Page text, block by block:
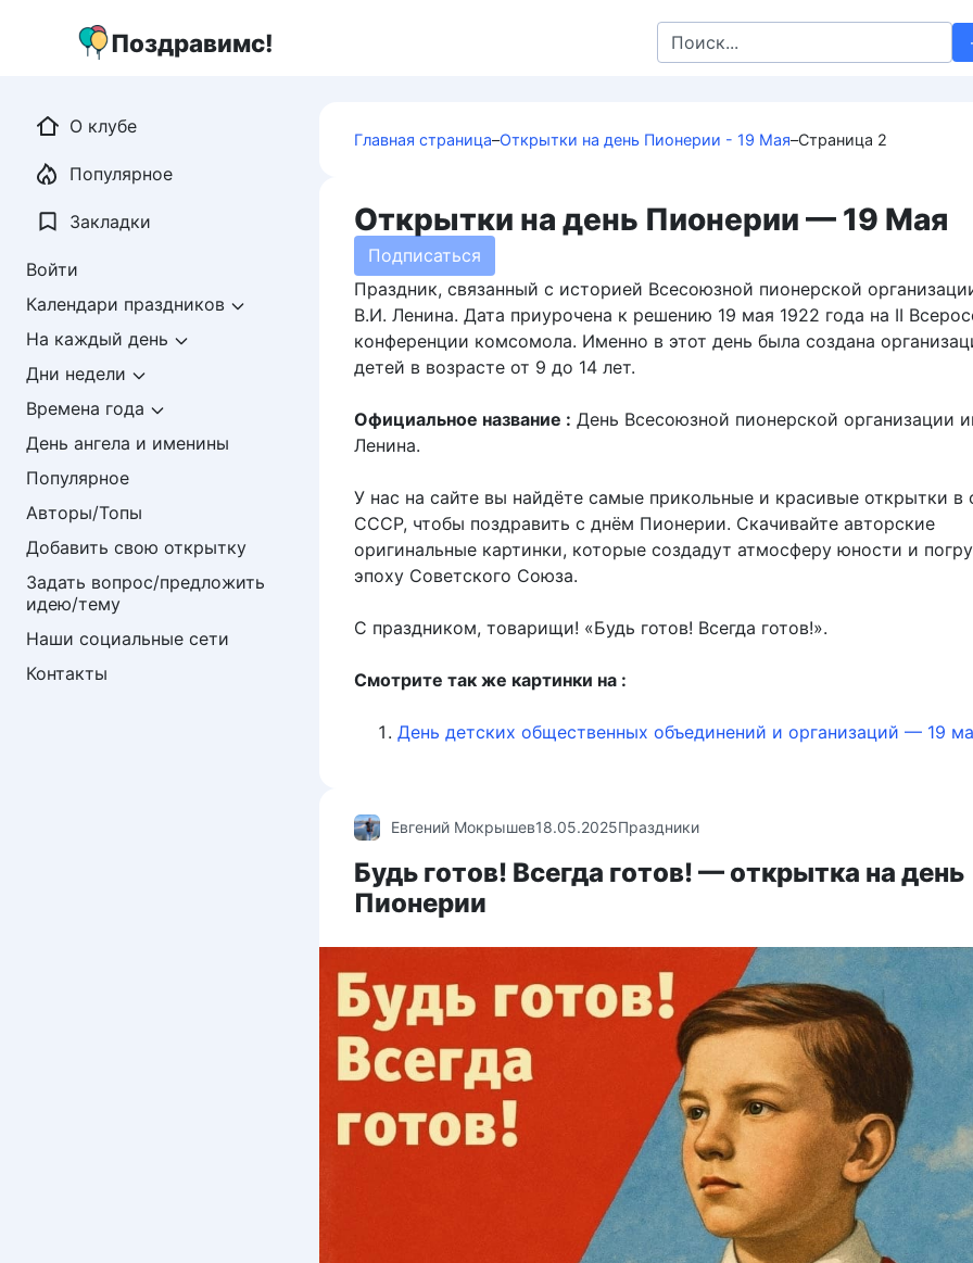
Поздравимс!
Search
for:
Главная страница–Открытки на день Пионерии - 19 Мая–Страница 2
Открытки на день Пионерии — 19 Мая
Подписаться
Праздник, связанный с историей Всесоюзной пионерской
В.И. Ленина. Дата приурочена к решению 19 мая 1922 года на II
конференции комсомола. Именно в этот день была создана
детей в возрасте от 9 до 14 лет.
Официальное название : День Всесоюзной пионерской организации
Ленина.
У нас на сайте вы найдёте самые прикольные и красивые открытки в
СССР, чтобы поздравить с днём Пионерии. Скачивайте авторские
оригинальные картинки, которые создадут атмосферу юности и
эпоху Советского Союза.
С праздником, товарищи! «Будь готов! Всегда готов!».
Смотрите так же картинки на :
День детских общественных объединений и организаций — 19
Евгений Мокрышев18.05.2025Праздники
Будь готов! Всегда готов! — открытка на день
Пионерии
О клубе
Популярное
Закладки
Войти
Календари праздников
На каждый день
Дни недели
Времена года
День ангела и именины
Популярное
Авторы/Топы
Добавить свою открытку
Задать вопрос/предложить
идею/тему
Наши социальные сети
Контакты